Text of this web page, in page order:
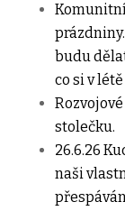
budu
co si v
stolečku.
26.6.26
naši